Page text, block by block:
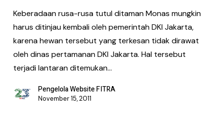
Keberadaan rusa-rusa tutul ditaman Monas mungkin
harus ditinjau kembali oleh pemerintah DKI Jakarta,
karena hewan tersebut yang terkesan tidak dirawat
oleh dinas pertamanan DKI Jakarta. Hal tersebut
terjadi lantaran ditemukan…
Pengelola Website FITRA
November 15, 2011